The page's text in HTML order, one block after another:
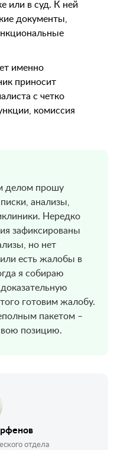
или в суд. К ней
документы,
именно
приносит
с четко
комиссия
делом прошу
анализы,
Нередко
зафиксированы
но нет
есть жалобы в
я собираю
готовим жалобу.
пакетом –
позицию.
отдела